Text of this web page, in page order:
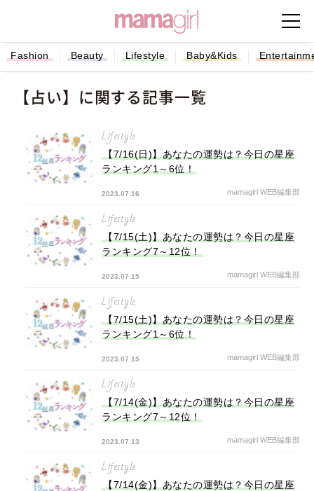
Fashion Beauty Lifestyle Baby&Kids
【占い】に関する記事一覧
Lifestyle
【7/16(日)】あなたの運勢は？今日の星座
ランキング1～6位！
2023.07.16 mamagirl WEB編集部
Lifestyle
【7/15(土)】あなたの運勢は？今日の星座
ランキング7～12位！
2023.07.15 mamagirl WEB編集部
Lifestyle
【7/15(土)】あなたの運勢は？今日の星座
ランキング1～6位！
2023.07.15 mamagirl WEB編集部
Lifestyle
【7/14(金)】あなたの運勢は？今日の星座
ランキング7～12位！
2023.07.13 mamagirl WEB編集部
Lifestyle
【7/14(金)】あなたの運勢は？今日の星座